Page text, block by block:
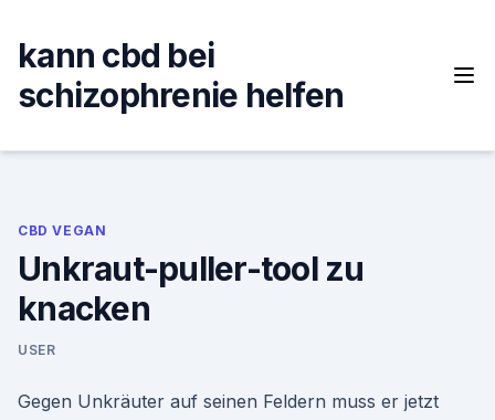
content
kann cbd bei
schizophrenie helfen
CBD VEGAN
Unkraut-puller-tool zu
knacken
USER
Gegen Unkräuter auf seinen Feldern muss er jetzt